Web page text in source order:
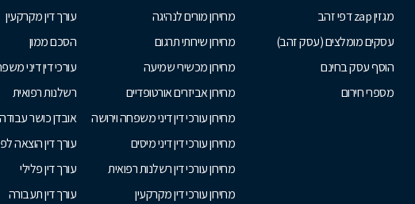
מגזין zap דפי זהב
עסקים מומלצים (עסק זהב)
הוסף עסק בחינם
מספרי חירום
מחירון מורים לנהיגה
מחירון שירותי תרגום
מחירון מכשירי שמיעה
מחירון אביזרים אורטופדיים
מחירון עורכי דין דיני משפחה וירושה
מחירון עורכי דין דיני מיסים
מחירון עורכי דין רשלנות רפואית
מחירון עורכי דין מקרקעין
עורך דין מקרקעין
הסכם ממון
עורכי דין דיני
רשלנות רפואית
אובדן כושר עבודה
עורך דין הוצאה
עורך דין פלילי
עורך דין תעבורה